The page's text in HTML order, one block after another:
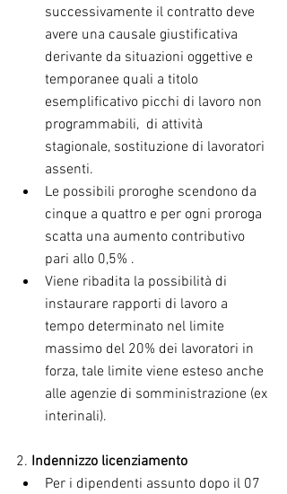
successivamente il contratto deve
avere una causale giustificativa
derivante da situazioni oggettive e
temporanee quali a titolo
esemplificativo picchi di lavoro non
programmabili,  di attività
stagionale, sostituzione di lavoratori
assenti.
Le possibili proroghe scendono da
cinque a quattro e per ogni proroga
scatta una aumento contributivo
pari allo 0,5% .
Viene ribadita la possibilità di
instaurare rapporti di lavoro a
tempo determinato nel limite
massimo del 20% dei lavoratori in
forza, tale limite viene esteso anche
alle agenzie di somministrazione (ex
interinali).
2. Indennizzo licenziamento
Per i dipendenti assunto dopo il 07